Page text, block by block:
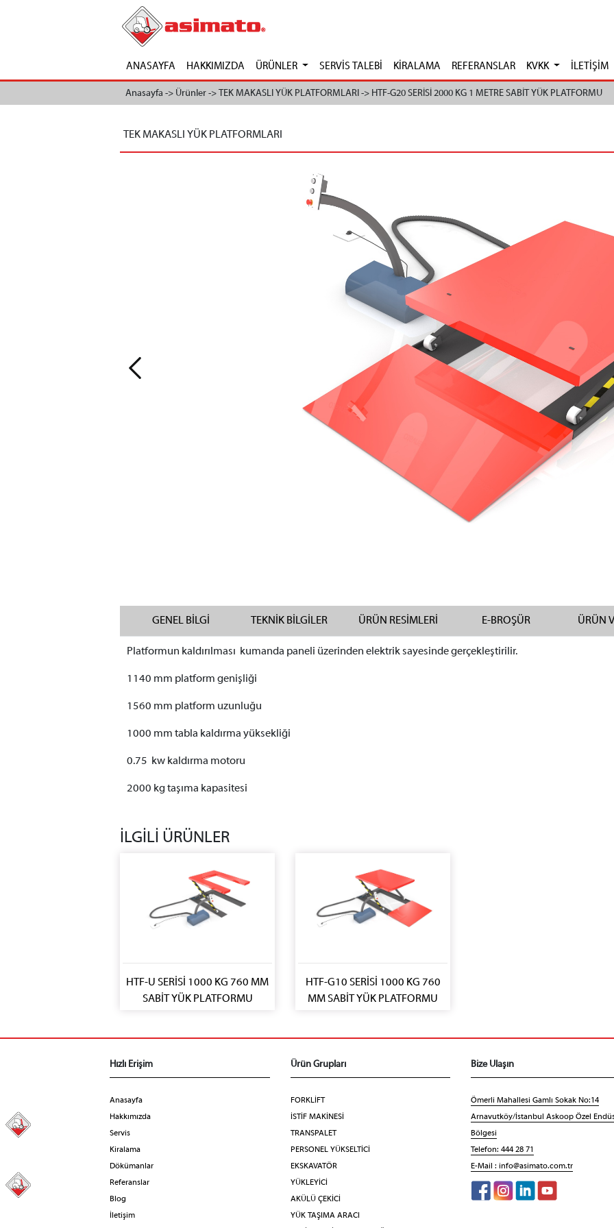
ANASAYFA HAKKIMIZDA ÜRÜNLER SERVİS TALEBİ KİRALAMA REFERANSLAR KVKK İLETİŞİM
Anasayfa -> Ürünler -> TEK MAKASLI YÜK PLATFORMLARI -> HTF-G20 SERİSİ 2000 KG 1 METRE SABİT YÜK PLATFORMU
TEK MAKASLI YÜK PLATFORMLARI
GENEL BİLGİ TEKNİK BİLGİLER ÜRÜN RESİMLERİ E-BROŞÜR ÜRÜN
Platformun kaldırılması kumanda paneli üzerinden elektrik sayesinde gerçekleştirilir.
1140 mm platform genişliği
1560 mm platform uzunluğu
1000 mm tabla kaldırma yüksekliği
0.75 kw kaldırma motoru
2000 kg taşıma kapasitesi
İLGİLİ ÜRÜNLER
HTF-U SERİSİ 1000 KG 760 MM
SABİT YÜK PLATFORMU
HTF-G10 SERİSİ 1000 KG 760
MM SABİT YÜK PLATFORMU
Hızlı Erişim
Anasayfa
Hakkımızda
Servis
Kiralama
Dökümanlar
Referanslar
Blog
İletişim
Ürün Grupları
FORKLİFT
İSTİF MAKİNESİ
TRANSPALET
PERSONEL YÜKSELTİCİ
EKSKAVATÖR
YÜKLEYİCİ
AKÜLÜ ÇEKİCİ
YÜK TAŞIMA ARACI
Bize Ulaşın
Ömerli Mahallesi Gamlı Sokak No:14
Arnavutköy/İstanbul Askoop Özel
Bölgesi
Telefon: 444 28 71
E-Mail : info@asimato.com.tr